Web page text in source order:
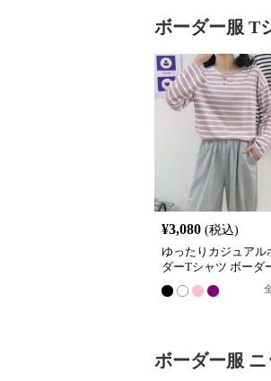
ボーダー服 T
¥3,080 (税込)
ゆったりカジュアル
ダーTシャツ ボーダ
ボーダー服 ニ